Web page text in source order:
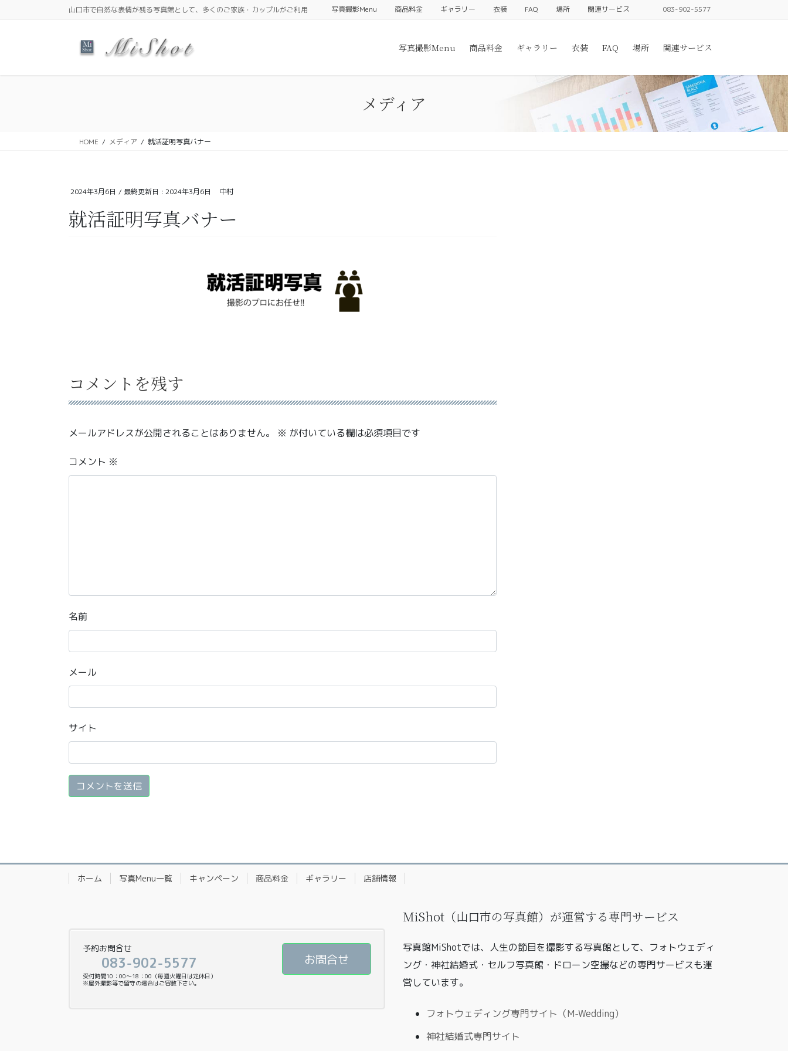
山口市で自然な表情が残る写真館として、多くのご家族・カップルがご利用 写真撮影Menu 商品料金 ギャラリー 衣装 FAQ 場所 関連サービス 083-902-5577
写真撮影Menu 商品料金 ギャラリー 衣装 FAQ 場所 関連サービス
メディア
HOME メディア 就活証明写真バナー
2024年3月6日 / 最終更新日 : 2024年3月6日 中村
就活証明写真バナー
コメントを残す
メールアドレスが公開されることはありません。 ※ が付いている欄は必須項目です
コメント ※
名前
メール
サイト
ホーム 写真Menu一覧 キャンペーン 商品料金 ギャラリー 店舗情報
予約お問合せ
083-902-5577
受付時間10：00〜18：00（毎週火曜日は定休日）
※屋外撮影等で留守の場合はご容赦下さい。
お問合せ
MiShot（山口市の写真館）が運営する専門サービス
写真館MiShotでは、人生の節目を撮影する写真館として、フォトウェディ
ング・神社結婚式・セルフ写真館・ドローン空撮などの専門サービスも運
営しています。
フォトウェディング専門サイト（M-Wedding）
神社結婚式専門サイト